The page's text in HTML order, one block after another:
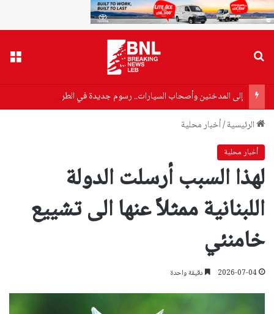
إلى المدخنين وأصحاب السيارات.. رسوم جديدة في الطريق
الرئيسية/أخبار محلية
أخبار محلية
لهذا السبب أرسلت الدولة
اللبنانية ممثلاً عنها الى تشييع
خامنئي
2026-07-04 دقيقة واحدة